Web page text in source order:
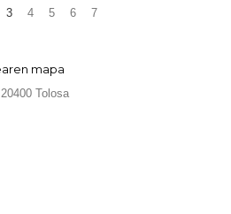
3 4 5 6 7
mapa
Tolosa